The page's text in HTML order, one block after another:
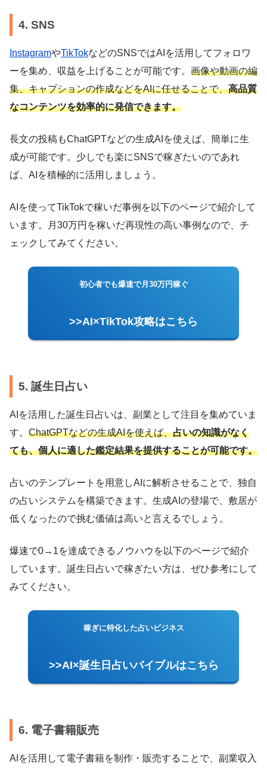
4. SNS
InstagramやTikTokなどのSNSではAIを活用してフォロワ
ーを集め、収益を上げることが可能です。 画像や動画の編
集、キャプションの作成などをAIに任せることで、高品質
なコンテンツを効率的に発信できます。
長文の投稿もChatGPTなどの生成AIを使えば、簡単に生
成が可能です。少しでも楽にSNSで稼ぎたいのであれ
ば、AIを積極的に活用しましょう。
AIを使ってTikTokで稼いだ事例を以下のページで紹介して
います。月30万円を稼いだ再現性の高い事例なので、チ
ェックしてみてください。
初心者でも爆速で月30万円稼ぐ
>>AI×TikTok攻略はこちら
5. 誕生日占い
AIを活用した誕生日占いは、副業として注目を集めていま
す。 ChatGPTなどの生成AIを使えば、占いの知識がなく
ても、個人に適した鑑定結果を提供することが可能です。
占いのテンプレートを用意しAIに解析させることで、独自
の占いシステムを構築できます。生成AIの登場で、敷居が
低くなったので挑む価値は高いと言えるでしょう。
爆速で0→1を達成できるノウハウを以下のページで紹介
しています。誕生日占いで稼ぎたい方は、ぜひ参考にして
みてください。
稼ぎに特化した占いビジネス
>>AI×誕生日占いバイブルはこちら
6. 電子書籍販売
AIを活用して電子書籍を制作・販売することで、副業収入